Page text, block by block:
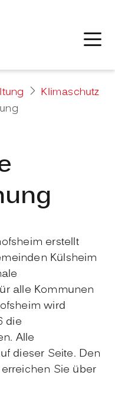
Klimaschutz
erstellt
Külsheim
alle Kommunen
wird
die
Alle
dieser Seite. Den
Sie über